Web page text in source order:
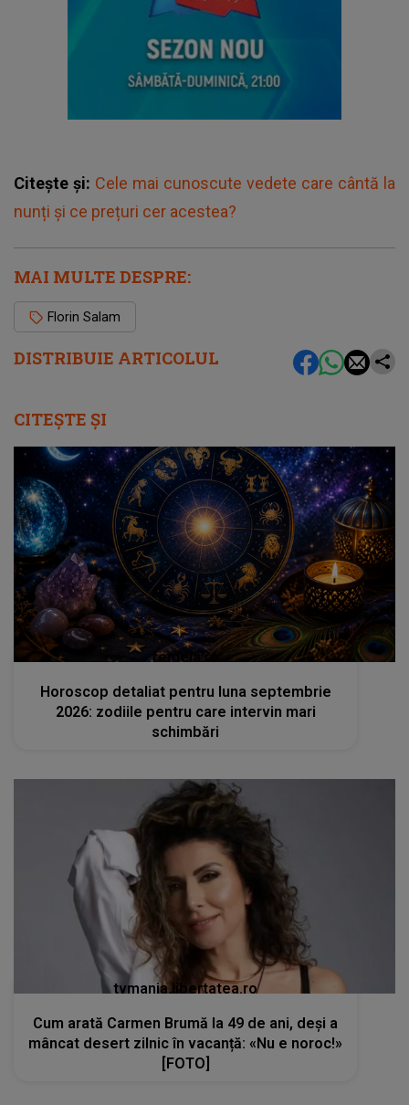
DISTRIBUIE ARTICOLUL
Citește și: Cele mai cunoscute vedete care cântă la
nunți și ce prețuri cer acestea?
MAI MULTE DESPRE:
Florin Salam
CITEȘTE ȘI
femeia.ro
Horoscop detaliat pentru luna septembrie
2026: zodiile pentru care intervin mari
schimbări
tvmania.libertatea.ro
Cum arată Carmen Brumă la 49 de ani, deși a
mâncat desert zilnic în vacanță: «Nu e noroc!»
[FOTO]